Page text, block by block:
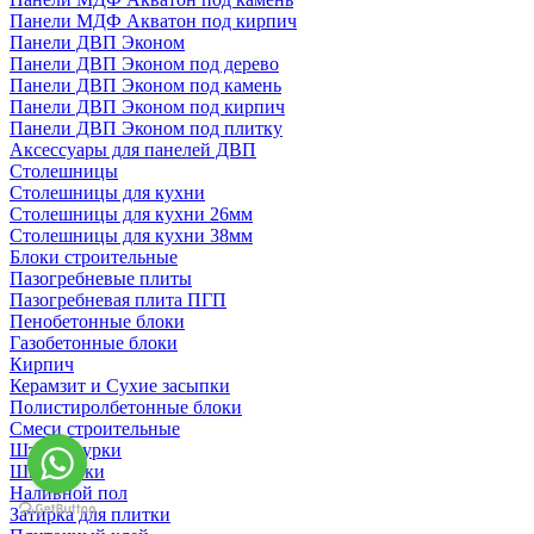
Панели МДФ Акватон под кирпич
Панели ДВП Эконом
Панели ДВП Эконом под дерево
Панели ДВП Эконом под камень
Панели ДВП Эконом под кирпич
Панели ДВП Эконом под плитку
Аксессуары для панелей ДВП
Столешницы
Столешницы для кухни
Столешницы для кухни 26мм
Столешницы для кухни 38мм
Блоки строительные
Пазогребневые плиты
Пазогребневая плита ПГП
Пенобетонные блоки
Газобетонные блоки
Кирпич
Керамзит и Сухие засыпки
Полистиролбетонные блоки
Смеси строительные
Штукартурки
Шпаклевки
Наливной пол
Затирка для плитки